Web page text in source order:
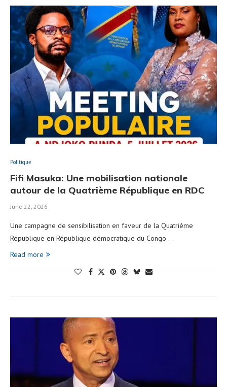
Politique
Fifi Masuka: Une mobilisation nationale
autour de la Quatrième République en RDC
June 22, 2026
Une campagne de sensibilisation en faveur de la Quatrième
République en République démocratique du Congo …
Read more